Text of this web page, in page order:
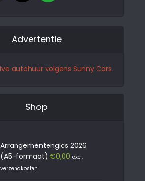
Advertentie
Shop
Arrangementengids 2026
(A5-formaat) €0,00 excl.
verzendkosten